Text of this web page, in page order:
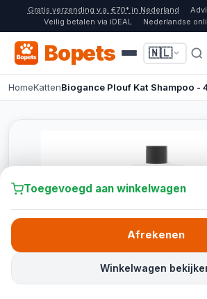
Gratis verzending v.a. €70* in Nederland
Veilig betalen via iDEAL
Nederlandse
Bopets 🇳🇱
HomeKattenBiogance Plouf Kat Shampoo -
Toegevoegd aan winkelwagen
Winkelwagen
Afrekenen